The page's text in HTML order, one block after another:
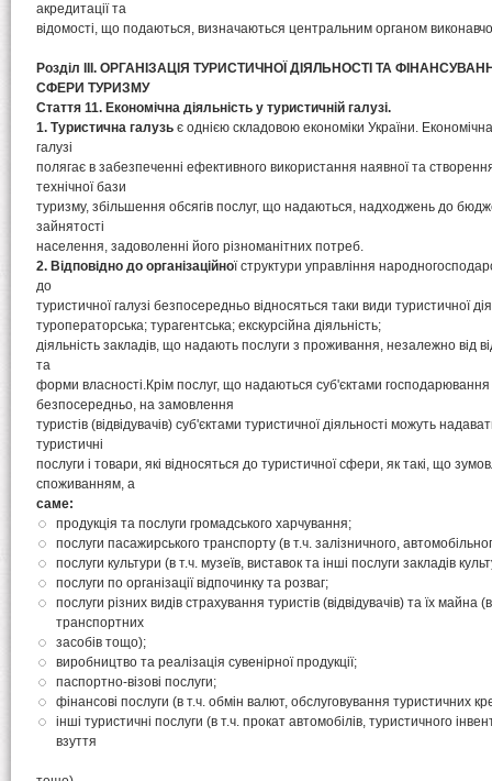
акредитації та
відомості, що подаються, визначаються центральним органом
Розділ III. ОРГАНІЗАЦІЯ ТУРИСТИЧНОЇ ДІЯЛЬНОСТІ ТА
СФЕРИ ТУРИЗМУ
Стаття 11. Економічна діяльність у туристичній галузі.
1. Туристична галузь є однією складовою економіки України.
галузі
полягає в забезпеченні ефективного використання наявної та
технічної бази
туризму, збільшення обсягів послуг, що надаються, надходжень до
зайнятості
населення, задоволенні його різноманітних потреб.
2. Відповідно до організаційної структури управління
до
туристичної галузі безпосередньо відносяться таки види туристичної
туроператорська; турагентська; екскурсійна діяльність;
діяльність закладів, що надають послуги з проживання, незалежно від
та
форми власності.Крім послуг, що надаються суб'єктами господарювання
безпосередньо, на замовлення
туристів (відвідувачів) суб'єктами туристичної діяльності можуть
туристичні
послуги і товари, які відносяться до туристичної сфери, як такі, що
споживанням, а
саме:
продукція та послуги громадського харчування;
послуги пасажирського транспорту (в т.ч. залізничного,
послуги культури (в т.ч. музеїв, виставок та інші послуги закладів
послуги по організації відпочинку та розваг;
послуги різних видів страхування туристів (відвідувачів) та їх майна
транспортних
засобів тощо);
виробництво та реалізація сувенірної продукції;
паспортно-візові послуги;
фінансові послуги (в т.ч. обмін валют, обслуговування туристичних
інші туристичні послуги (в т.ч. прокат автомобілів, туристичного
взуття